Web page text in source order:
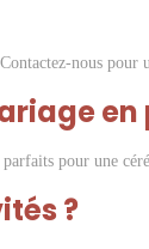
nous pour
en
pour une
?